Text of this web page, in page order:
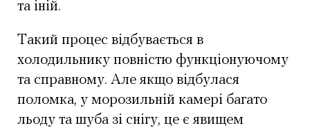
та іній.
Такий процес відбувається в
холодильнику повністю функціонуючому
та справному. Але якщо відбулася
поломка, у морозильній камері багато
льоду та шуба зі снігу, це є явищем